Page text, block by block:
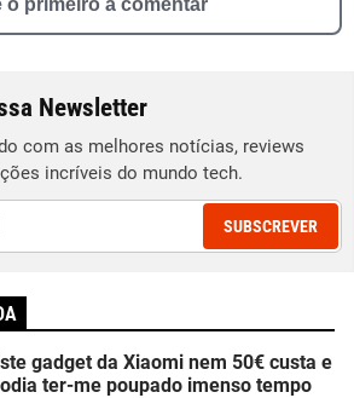
o primeiro a comentar
Newsletter
com as melhores notícias, reviews
incríveis do mundo tech.
SUBSCREVER
gadget da Xiaomi nem 50€ custa e
ter-me poupado imenso tempo